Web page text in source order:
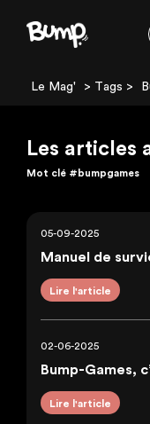
Le Mag' > Tags >
Les articles
Mot clé #bumpgames
05-09-2025
Manuel de
Lire l'article
02-06-2025
Bump-Games,
Lire l'article